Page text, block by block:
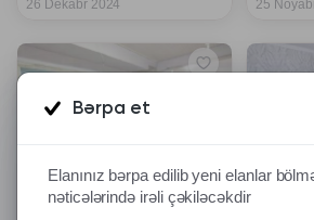
26 Dekabr 2024 25
450 AZN/ay
Bərpa et
Elanınız bərpa edilib yeni elanlar
nəticələrində irəli çəkiləcəkdir